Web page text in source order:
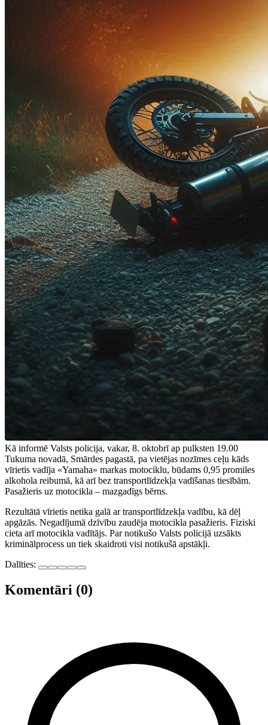
Kā informē Valsts policija, vakar, 8. oktobrī ap pulksten 19.00
Tukuma novadā, Smārdes pagastā, pa vietējas nozīmes ceļu kāds
vīrietis vadīja «Yamaha» markas motociklu, būdams 0,95 promiles
alkohola reibumā, kā arī bez transportlīdzekļa vadīšanas tiesībām.
Pasažieris uz motocikla – mazgadīgs bērns.
Rezultātā vīrietis netika galā ar transportlīdzekļa vadību, kā dēļ
apgāzās. Negadījumā dzīvību zaudēja motocikla pasažieris. Fiziski
cieta arī motocikla vadītājs. Par notikušo Valsts policijā uzsākts
kriminālprocess un tiek skaidroti visi notikušā apstākļi.
Dalīties:
Komentāri (0)